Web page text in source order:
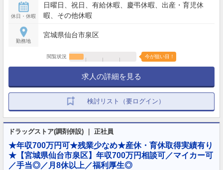
休日・休暇
日曜日、祝日、有給休暇、慶弔休暇、出産・育児休
暇、その他休暇
勤務地
宮城県仙台市泉区
閲覧状況 今が狙い目！
求人の詳細を見る
検討リスト（要ログイン）
ドラッグストア(調剤併設) ｜ 正社員
★年収700万円可★残業少なめ★産休・育休取得実績有り
★【宮城県仙台市泉区】年収700万円相談可／マイカー可
／手当◎／月8休以上／福利厚生◎